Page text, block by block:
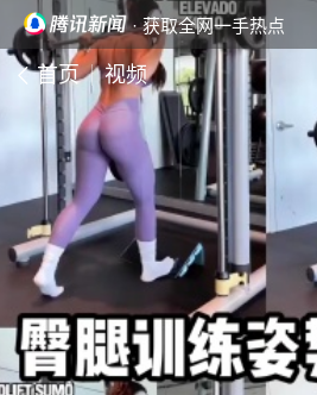
· 获取全网一手热点
首页 视频